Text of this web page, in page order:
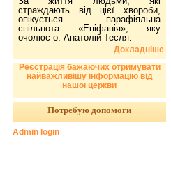
страждають від цієї хвороби,
опікується парафіяльна
спільнота «Епіфанія», яку
очолює о. Анатолій Тесля.
Докладніше
Реєстрація бажаючих отримувати
найважливішу інформацію від
нашої церкви
Потребую допомоги
Admin login